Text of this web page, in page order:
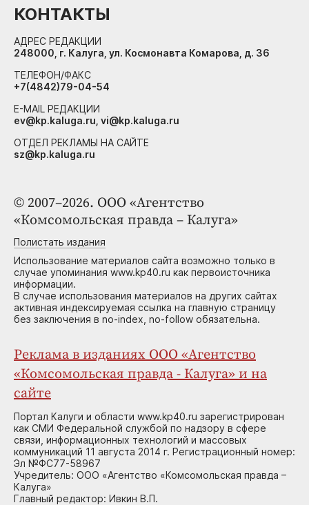
© 2007–2026. ООО «Агентство
«Комсомольская правда – Калуга»
Полистать издания
Использование материалов сайта возможно только в
случае упоминания www.kp40.ru как первоисточника
информации.
В случае использования материалов на других сайтах
активная индексируемая ссылка на главную страницу
без заключения в no-index, no-follow обязательна.
Реклама в изданиях ООО «Агентство
«Комсомольская правда - Калуга» и на
сайте
Портал Калуги и области www.kp40.ru зарегистрирован
как СМИ Федеральной службой по надзору в сфере
связи, информационных технологий и массовых
коммуникаций 11 августа 2014 г. Регистрационный номер:
Эл №ФС77-58967
Учредитель: ООО «Агентство «Комсомольская правда –
Калуга»
Главный редактор: Ивкин В.П.
КОНТАКТЫ
АДРЕС РЕДАКЦИИ
248000, г. Калуга, ул. Космонавта Комарова, д. 36
ТЕЛЕФОН/ФАКС
+7(4842)79-04-54
E-MAIL РЕДАКЦИИ
ev@kp.kaluga.ru, vi@kp.kaluga.ru
ОТДЕЛ РЕКЛАМЫ НА САЙТЕ
sz@kp.kaluga.ru